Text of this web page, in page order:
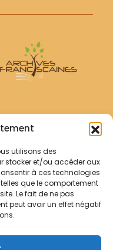
utilisons des
stocker et/ou accéder aux
à ces technologies
que le comportement
Le fait de ne pas
peut avoir un effet négatif